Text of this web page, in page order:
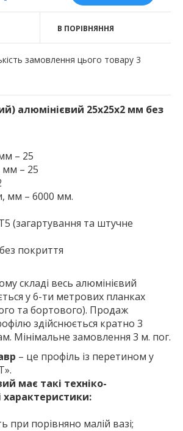
В ПОРІВНЯННЯ
замовлення цього товару 3
алюмінієвий 25х25х2 мм без
– 25
– 25
мм – 6000 мм.
(загартування та штучне
покриття
складі весь алюмінієвий
у 6-ти метрових планках
та бортового). Продаж
здійснюється кратно 3
Мінімальне замовлення 3 м. пог.
– це профіль із перетином у
має такі техніко-
характеристики:
при порівняно малій вазі;